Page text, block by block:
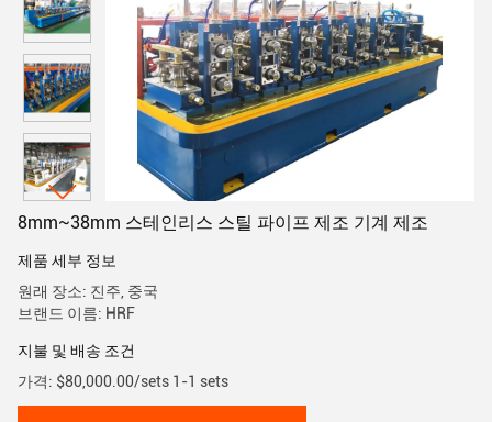
8mm~38mm 스테인리스 스틸 파이프 제조 기계 제조
제품 세부 정보
원래 장소: 진주, 중국
브랜드 이름: HRF
지불 및 배송 조건
가격: $80,000.00/sets 1-1 sets